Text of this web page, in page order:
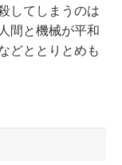
してしまうのは
間と機械が平和
どととりとめも